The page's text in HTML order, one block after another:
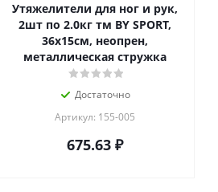
Утяжелители для ног и рук,
2шт по 2.0кг тм BY SPORT,
36x15см, неопрен,
металлическая стружка
Достаточно
Артикул: 155-005
675.63₽